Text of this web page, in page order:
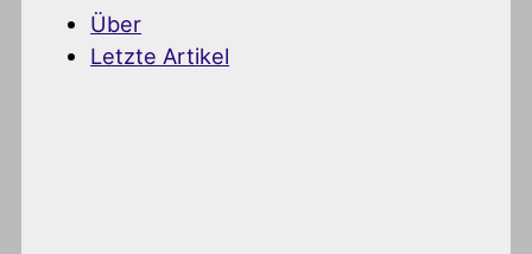
Über
Letzte Artikel